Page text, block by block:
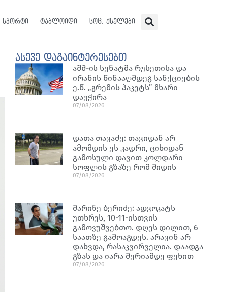
სპორტი ტაბლოიდი სოც. ქსელები
ასევე დაგაინტერესებთ
აშშ-ის სენატმა რუსეთისა და
ირანის წინააღმდეგ სანქციების
ე.წ. „გრემის პაკეტს” მხარი
დაუჭირა
07/08/2026
დათა თავაძე: თავიდან არ
ამომდის ეს კადრი, ციხიდან
გამოსული დავით კოლდარი
სოფლის გზაზე რომ მიდის
07/08/2026
მარინე ბერიძე: ადვოკატს
უთხრეს, 10-11-ისთვის
გამოვუშვებთო. დღეს დილით, 6
საათზე გამოაგდეს. არავინ არ
დახვდა, რასაკვირველია. დაადგა
გზას და იარა მერიამდე ფეხით
07/08/2026